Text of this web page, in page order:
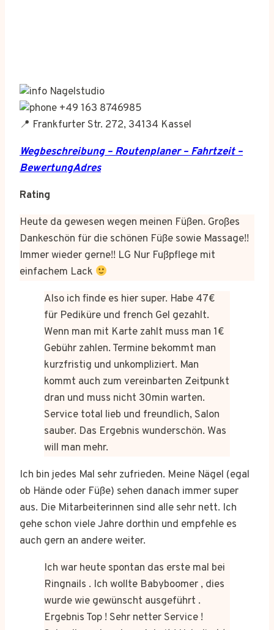
Nagelstudio
+49 163 8746985
📍 Frankfurter Str. 272, 34134 Kassel
Wegbeschreibung – Routenplaner – Fahrtzeit –
BewertungAdres
Rating
Heute da gewesen wegen meinen Füßen. Großes
Dankeschön für die schönen Füße sowie Massage!!
Immer wieder gerne!! LG Nur Fußpflege mit
einfachem Lack
Also ich finde es hier super. Habe 47€
für Pediküre und french Gel gezahlt.
Wenn man mit Karte zahlt muss man 1€
Gebühr zahlen. Termine bekommt man
kurzfristig und unkompliziert. Man
kommt auch zum vereinbarten Zeitpunkt
dran und muss nicht 30min warten.
Service total lieb und freundlich, Salon
sauber. Das Ergebnis wunderschön. Was
will man mehr.
Ich bin jedes Mal sehr zufrieden. Meine Nägel (egal
ob Hände oder Füße) sehen danach immer super
aus. Die Mitarbeiterinnen sind alle sehr nett. Ich
gehe schon viele Jahre dorthin und empfehle es
auch gern an andere weiter.
Ich war heute spontan das erste mal bei
Ringnails . Ich wollte Babyboomer , dies
wurde wie gewünscht ausgeführt .
Ergebnis Top ! Sehr netter Service !